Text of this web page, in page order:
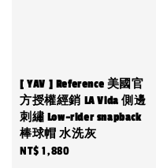
[ YAV ] Reference 美國官
方授權經銷 LA Vida 側邊
刺繡 Low-rider snapback
棒球帽 水洗灰
Regular
NT$ 1,880